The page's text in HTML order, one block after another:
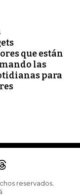
que están
las
para
reservados.